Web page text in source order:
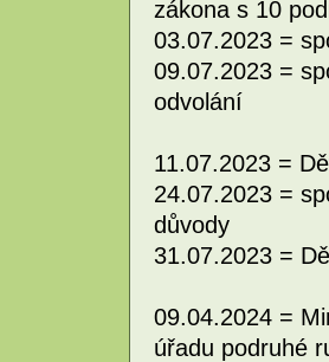
zákona s 10
03.07.2023 =
09.07.2023 =
odvolání
11.07.2023 =
24.07.2023 =
důvody
31.07.2023 =
09.04.2024 =
úřadu podruhé